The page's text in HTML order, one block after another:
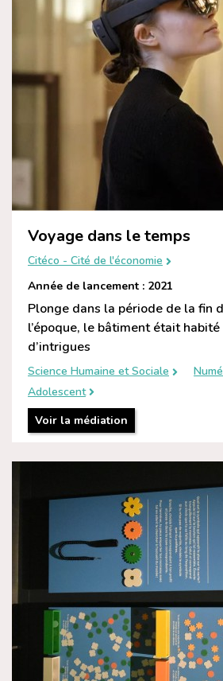
Voyage dans le temps
Citéco - Cité de l'économie
Année de lancement : 2021
Plonge dans la période de la fin
l’époque, le bâtiment était
d’intrigues
Science Humaine et Sociale
Adolescent
Voir la médiation